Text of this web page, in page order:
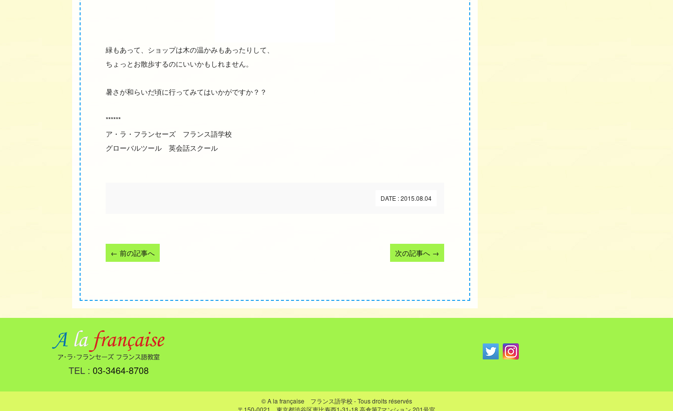
緑もあって、ショップは木の温かみもあったりして、
ちょっとお散歩するのにいいかもしれません。
暑さが和らいだ頃に行ってみてはいかがですか？？
******
ア・ラ・フランセーズ フランス語学校
グローバルツール 英会話スクール
DATE : 2015.08.04
← 前の記事へ 次の記事へ →
TEL : 03-3464-8708
© A la française フランス語学校 - Tous droits réservés
〒150-0021 東京都渋谷区恵比寿西1-31-18 高倉第7マンション 201号室